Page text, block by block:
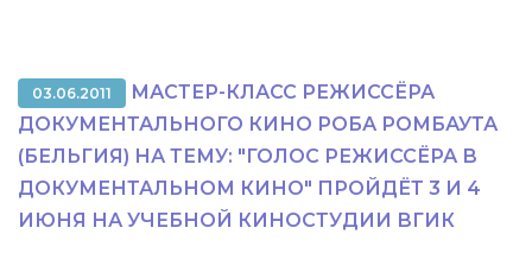
03.06.2011
МАСТЕР-КЛАСС РЕЖИССЁРА
ДОКУМЕНТАЛЬНОГО КИНО РОБА РОМБАУТА
(БЕЛЬГИЯ) НА ТЕМУ: "ГОЛОС РЕЖИССЁРА В
ДОКУМЕНТАЛЬНОМ КИНО" ПРОЙДЁТ 3 И 4
ИЮНЯ НА УЧЕБНОЙ КИНОСТУДИИ ВГИК